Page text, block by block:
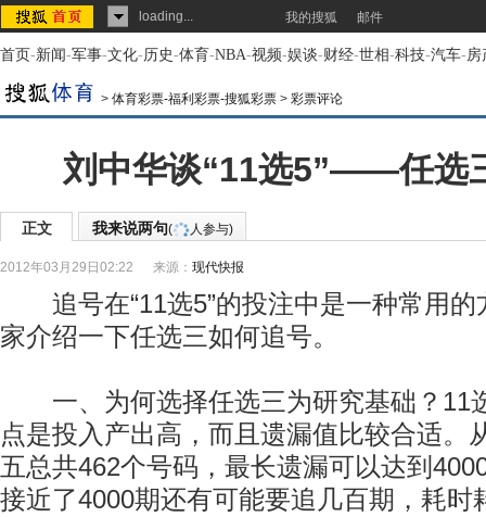
loading... 我的搜狐 邮件
首页-新闻-军事-文化-历史-体育-NBA-视频-娱谈-财经-世相-科技-汽车-房
> 体育彩票-福利彩票-搜狐彩票 > 彩票评论
刘中华谈“11选5”——任选
正文 我来说两句( 人参与)
2012年03月29日02:22 来源： 现代快报
追号在“11选5”的投注中是一种常用的
家介绍一下任选三如何追号。
一、为何选择任选三为研究基础？11
点是投入产出高，而且遗漏值比较合适。
五总共462个号码，最长遗漏可以达到
接近了4000期还有可能要追几百期，耗时